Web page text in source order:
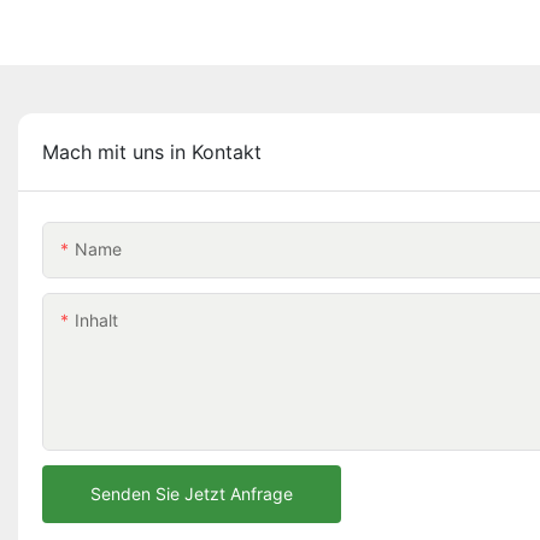
Mach mit uns in Kontakt
Name
Inhalt
Senden Sie Jetzt Anfrage